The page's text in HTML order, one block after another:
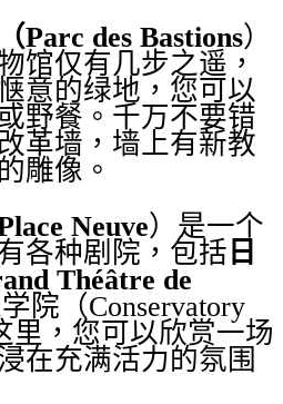
Parc des Bastions）
馆仅有几步之遥，
意的绿地，您可以
野餐。千万不要错
革墙，墙上有新教
雕像。
Neuve）是一个
各种剧院，包括 日
Théâtre de
院（Conservatory
里，您可以欣赏一场
在充满活力的氛围